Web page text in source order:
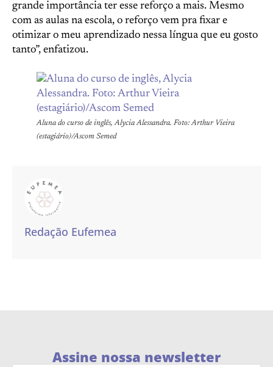
grande importância ter esse reforço a mais. Mesmo
com as aulas na escola, o reforço vem pra fixar e
otimizar o meu aprendizado nessa língua que eu gosto
tanto”, enfatizou.
Aluna do curso de inglês, Alycia Alessandra. Foto: Arthur Vieira
(estagiário)/Ascom Semed
Redação Eufemea
Assine nossa newsletter